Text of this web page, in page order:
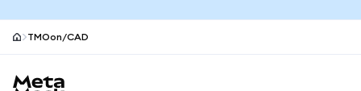
TMOon/CAD